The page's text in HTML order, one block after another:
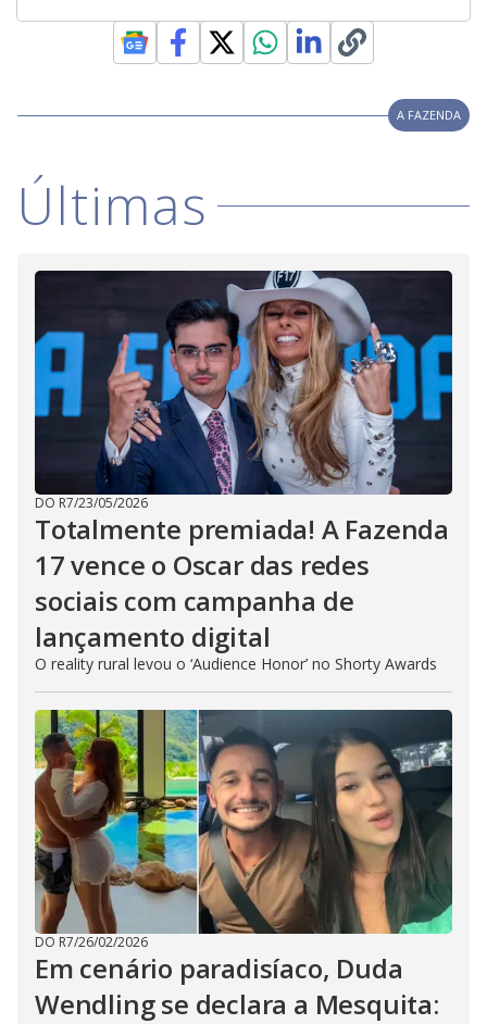
A FAZENDA
Últimas
DO R7/23/05/2026
Totalmente premiada! A Fazenda
17 vence o Oscar das redes
sociais com campanha de
lançamento digital
O reality rural levou o ‘Audience Honor’ no Shorty Awards
DO R7/26/02/2026
Em cenário paradisíaco, Duda
Wendling se declara a Mesquita: